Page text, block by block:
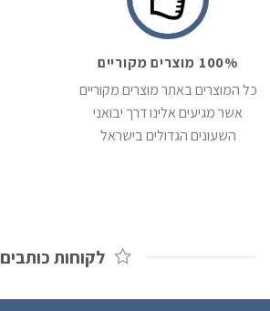
100% מוצרים מקוריים
כל המוצרים באתר מוצרים מקוריים
אשר מגיעים אלינו דרך יבואני
השעונים הגדולים בישראל
לקוחות כותבים